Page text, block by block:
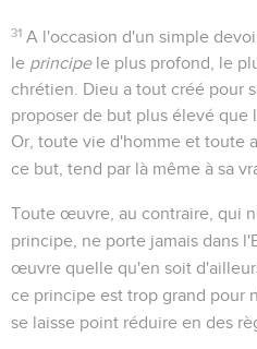
31 A l'occasion d'un simple
le principele plus profond, le
chrétien. Dieu a tout créé pour
proposer de but plus élevé que
Or, toute vie d'homme et toute
ce but, tend par là même à sa
Toute œuvre, au contraire, qui
principe, ne porte jamais dans
œuvre quelle qu'en soit
ce principe est trop grand pour
se laisse point réduire en des